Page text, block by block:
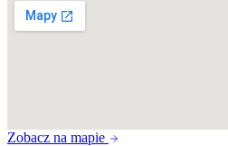
Zobacz na mapie